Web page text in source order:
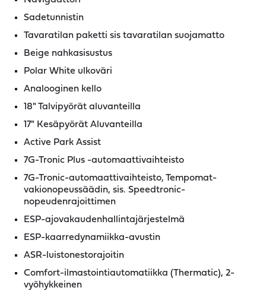
Sadetunnistin
Tavaratilan paketti sis tavaratilan suojamatto
Beige nahkasisustus
Polar White ulkoväri
Analooginen kello
18" Talvipyörät aluvanteilla
17" Kesäpyörät Aluvanteilla
Active Park Assist
7G-Tronic Plus -automaattivaihteisto
7G-Tronic-automaattivaihteisto, Tempomat-
vakionopeussäädin, sis. Speedtronic-
nopeudenrajoittimen
ESP-ajovakaudenhallintajärjestelmä
ESP-kaarredynamiikka-avustin
ASR-luistonestorajoitin
Comfort-ilmastointiautomatiikka (Thermatic), 2-
vyöhykkeinen